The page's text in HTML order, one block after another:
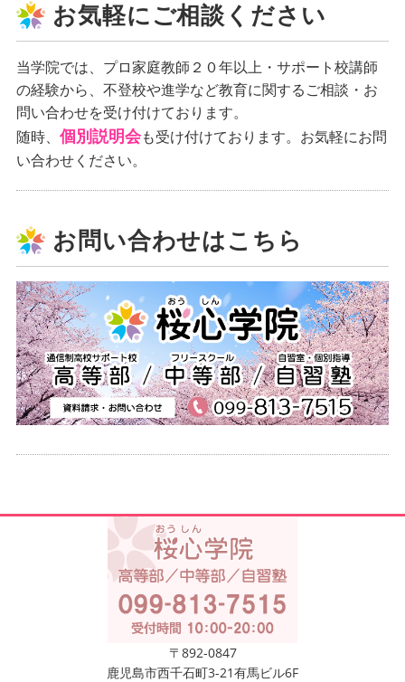
お気軽にご相談ください
当学院では、プロ家庭教師２０年以上・サポート校講師
の経験から、不登校や進学など教育に関するご相談・お
問い合わせを受け付けております。
随時、 個別説明会も受け付けております。お気軽にお問
い合わせください。
お問い合わせはこちら
〒892-0847
鹿児島市西千石町3-21有馬ビル6F